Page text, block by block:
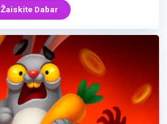
Žaiskite Dabar